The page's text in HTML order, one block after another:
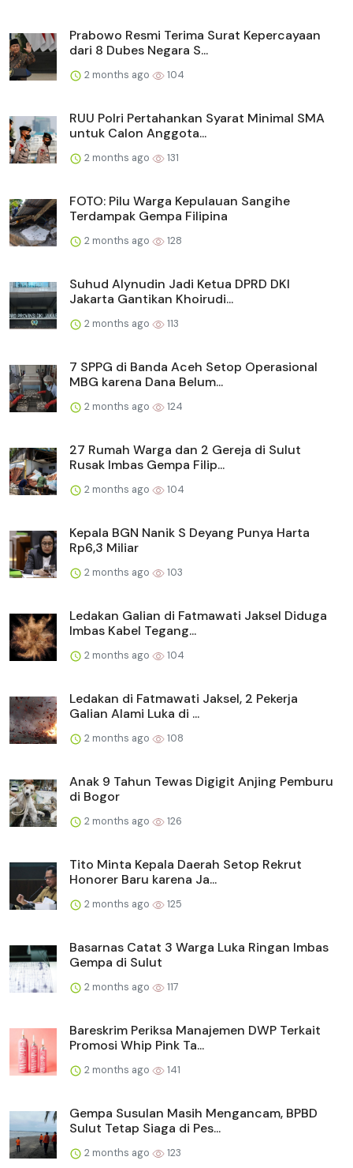
Prabowo Resmi Terima Surat Kepercayaan
dari 8 Dubes Negara S...
2 months ago 104
RUU Polri Pertahankan Syarat Minimal SMA
untuk Calon Anggota...
2 months ago 131
FOTO: Pilu Warga Kepulauan Sangihe
Terdampak Gempa Filipina
2 months ago 128
Suhud Alynudin Jadi Ketua DPRD DKI
Jakarta Gantikan Khoirudi...
2 months ago 113
7 SPPG di Banda Aceh Setop Operasional
MBG karena Dana Belum...
2 months ago 124
27 Rumah Warga dan 2 Gereja di Sulut
Rusak Imbas Gempa Filip...
2 months ago 104
Kepala BGN Nanik S Deyang Punya Harta
Rp6,3 Miliar
2 months ago 103
Ledakan Galian di Fatmawati Jaksel Diduga
Imbas Kabel Tegang...
2 months ago 104
Ledakan di Fatmawati Jaksel, 2 Pekerja
Galian Alami Luka di ...
2 months ago 108
Anak 9 Tahun Tewas Digigit Anjing Pemburu
di Bogor
2 months ago 126
Tito Minta Kepala Daerah Setop Rekrut
Honorer Baru karena Ja...
2 months ago 125
Basarnas Catat 3 Warga Luka Ringan Imbas
Gempa di Sulut
2 months ago 117
Bareskrim Periksa Manajemen DWP Terkait
Promosi Whip Pink Ta...
2 months ago 141
Gempa Susulan Masih Mengancam, BPBD
Sulut Tetap Siaga di Pes...
2 months ago 123